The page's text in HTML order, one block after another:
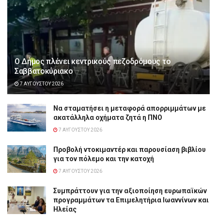
Ο Δήμος πλένει κεντρικούς πεζοδρόμους το
Σαββατοκύριακο
7 ΑΥΓΟΎΣΤΟΥ 2026
Να σταματήσει η μεταφορά απορριμμάτων με
ακατάλληλα οχήματα ζητά η ΠΝΟ
7 ΑΥΓΟΎΣΤΟΥ 2026
Προβολή ντοκιμαντέρ και παρουσίαση βιβλίου
για τον πόλεμο και την κατοχή
7 ΑΥΓΟΎΣΤΟΥ 2026
Συμπράττουν για την αξιοποίηση ευρωπαϊκών
προγραμμάτων τα Επιμελητήρια Ιωαννίνων και
Ηλείας